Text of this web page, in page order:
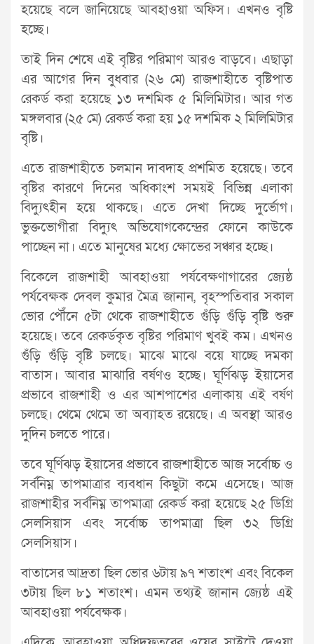
হয়েছে বলে জানিয়েছে আবহাওয়া অফিস। এখনও বৃষ্টি
হচ্ছে।
তাই দিন শেষে এই বৃষ্টির পরিমাণ আরও বাড়বে। এছাড়া
এর আগের দিন বুধবার (২৬ মে) রাজশাহীতে বৃষ্টিপাত
রেকর্ড করা হয়েছে ১৩ দশমিক ৫ মিলিমিটার। আর গত
মঙ্গলবার (২৫ মে) রেকর্ড করা হয় ১৫ দশমিক ২ মিলিমিটার
বৃষ্টি।
এতে রাজশাহীতে চলমান দাবদাহ প্রশমিত হয়েছে। তবে
বৃষ্টির কারণে দিনের অধিকাংশ সময়ই বিভিন্ন এলাকা
বিদ্যুৎহীন হয়ে থাকছে। এতে দেখা দিচ্ছে দুর্ভোগ।
ভুক্তভোগীরা বিদ্যুৎ অভিযোগকেন্দ্রের ফোনে কাউকে
পাচ্ছেন না। এতে মানুষের মধ্যে ক্ষোভের সঞ্চার হচ্ছে।
বিকেলে রাজশাহী আবহাওয়া পর্যবেক্ষণাগারের জ্যেষ্ঠ
পর্যবেক্ষক দেবল কুমার মৈত্র জানান, বৃহস্পতিবার সকাল
ভোর পৌঁনে ৫টা থেকে রাজশাহীতে গুঁড়ি গুঁড়ি বৃষ্টি শুরু
হয়েছে। তবে রেকর্ডকৃত বৃষ্টির পরিমাণ খুবই কম। এখনও
গুঁড়ি গুঁড়ি বৃষ্টি চলছে। মাঝে মাঝে বয়ে যাচ্ছে দমকা
বাতাস। আবার মাঝারি বর্ষণও হচ্ছে। ঘূর্ণিঝড় ইয়াসের
প্রভাবে রাজশাহী ও এর আশপাশের এলাকায় এই বর্ষণ
চলছে। থেমে থেমে তা অব্যাহত রয়েছে। এ অবস্থা আরও
দুদিন চলতে পারে।
তবে ঘূর্ণিঝড় ইয়াসের প্রভাবে রাজশাহীতে আজ সর্বোচ্চ ও
সর্বনিম্ন তাপমাত্রার ব্যবধান কিছুটা কমে এসেছে। আজ
রাজশাহীর সর্বনিম্ন তাপমাত্রা রেকর্ড করা হয়েছে ২৫ ডিগ্রি
সেলসিয়াস এবং সর্বোচ্চ তাপমাত্রা ছিল ৩২ ডিগ্রি
সেলসিয়াস।
বাতাসের আদ্রতা ছিল ভোর ৬টায় ৯৭ শতাংশ এবং বিকেল
৩টায় ছিল ৮১ শতাংশ। এমন তথ্যই জানান জ্যেষ্ঠ এই
আবহাওয়া পর্যবেক্ষক।